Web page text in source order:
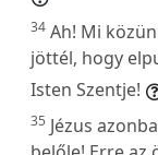
34 Ah! Mi
jöttél, hogy
Isten Szentje!
35 Jézus